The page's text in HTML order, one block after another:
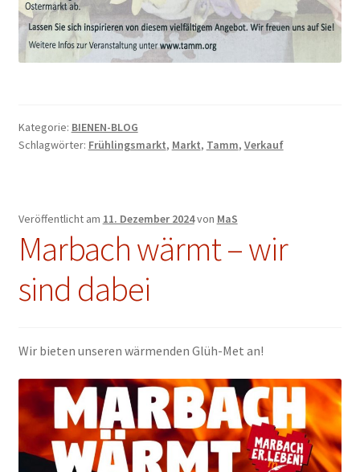
Kategorie: BIENEN-BLOG
Schlagwörter: Frühlingsmarkt, Markt, Tamm, Verkauf
Veröffentlicht am 11. Dezember 2024von MaS
Marbach wärmt – wir
sind dabei
Wir bieten unseren wärmenden Glüh-Met an!